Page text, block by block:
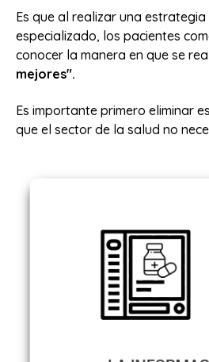
Es que al realizar una
especializado, los pacientes
conocer la manera en que se
mejores".
Es importante primero eliminar
que el sector de la salud no